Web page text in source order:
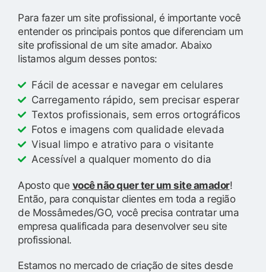
Para fazer um site profissional, é importante você
entender os principais pontos que diferenciam um
site profissional de um site amador. Abaixo
listamos algum desses pontos:
Fácil de acessar e navegar em celulares
Carregamento rápido, sem precisar esperar
Textos profissionais, sem erros ortográficos
Fotos e imagens com qualidade elevada
Visual limpo e atrativo para o visitante
Acessível a qualquer momento do dia
Aposto que você não quer ter um site amador!
Então, para conquistar clientes em toda a região
de Mossâmedes/GO, você precisa contratar uma
empresa qualificada para desenvolver seu site
profissional.
Estamos no mercado de criação de sites desde